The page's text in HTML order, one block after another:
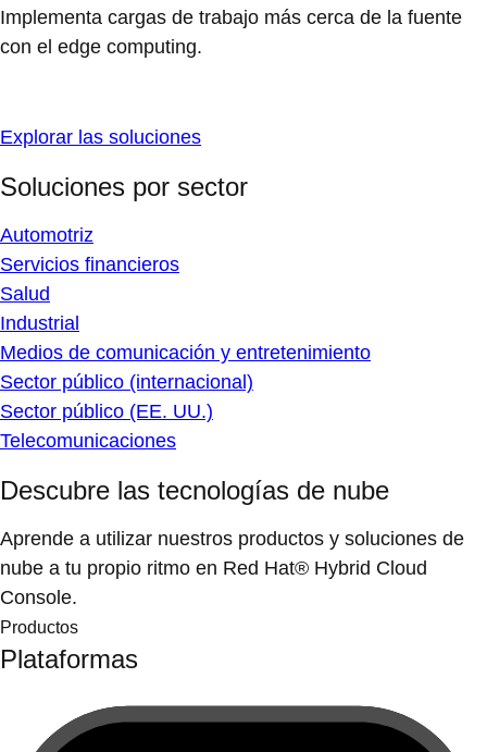
Implementa cargas de trabajo más cerca de la fuente
con el edge computing.
Explorar las soluciones
Soluciones por sector
Automotriz
Servicios financieros
Salud
Industrial
Medios de comunicación y entretenimiento
Sector público (internacional)
Sector público (EE. UU.)
Telecomunicaciones
Descubre las tecnologías de nube
Aprende a utilizar nuestros productos y soluciones de
nube a tu propio ritmo en Red Hat® Hybrid Cloud
Console.
Productos
Plataformas